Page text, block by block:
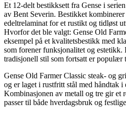
Et 12-delt bestikksett fra Gense i
av Bent Severin. Bestikket
edeltrelaminat for et rustikt og tidløst
Hvorfor det ble valgt: Gense Old
eksempel på et kvalitetsbestikk med
som forener funksjonalitet og estetikk.
tradisjonell stil som fortsatt er
Gense Old Farmer Classic steak- og
og er laget i rustfritt stål med håndtak i
Kombinasjonen av metall og tre gir et
passer til både hverdagsbruk og